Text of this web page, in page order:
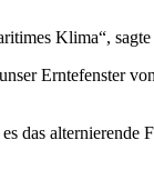
Klima“,
Erntefenster
das alternierende